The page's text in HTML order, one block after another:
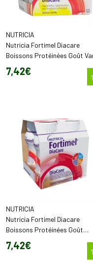
NUTRICIA
Nutricia Fortimel Diacare
Boissons Protéinées Goût
(4 x 200 ml)
7,42€
NUTRICIA
Nutricia Fortimel Diacare
Boissons Protéinées Goût
Chocolat (4 x 200 ml)
7,42€